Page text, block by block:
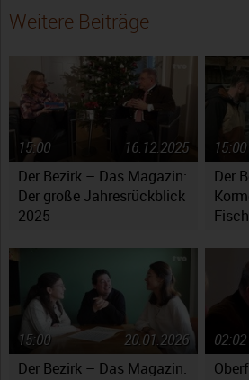
Weitere Beiträge
Der Bezirk – Das Magazin:
Der große Jahresrückblick
2025
16.12.2025
15:00
Der
15:00
Der Bezirk – Das Magazin:
20.01.2026
15:00
02:02